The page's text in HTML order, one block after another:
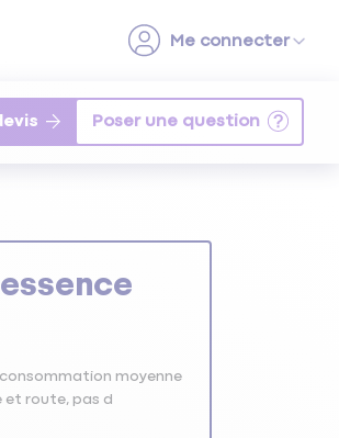
consommation moyenne
et route, pas d